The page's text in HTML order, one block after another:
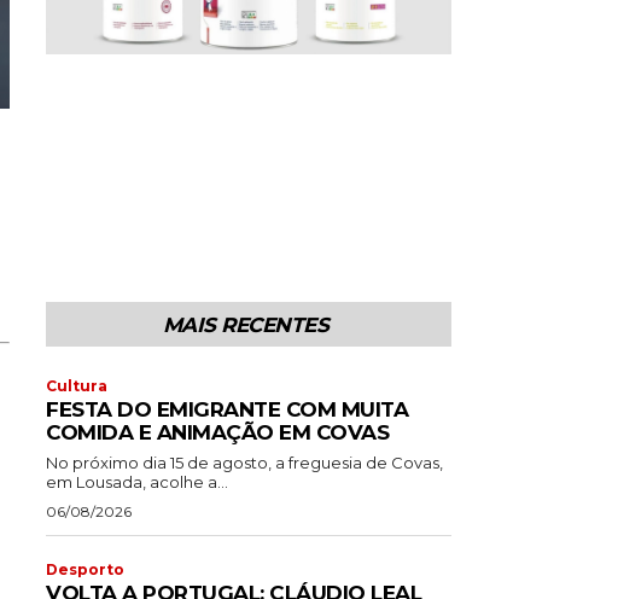
MAIS RECENTES
Cultura
FESTA DO EMIGRANTE COM MUITA
COMIDA E ANIMAÇÃO EM COVAS
No próximo dia 15 de agosto, a freguesia de Covas,
em Lousada, acolhe a...
06/08/2026
Desporto
VOLTA A PORTUGAL: CLÁUDIO LEAL